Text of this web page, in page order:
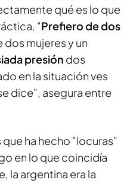
qué es lo que
"Prefiero de dos
dos mujeres y un
presión dos
en la situación ves
dice", asegura entre
ha hecho "locuras"
en lo que coincidía
la argentina era la